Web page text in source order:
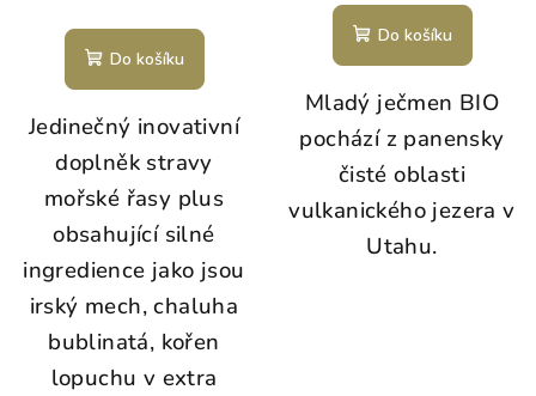
Do košíku
Jedinečný inovativní
doplněk stravy
mořské řasy plus
obsahující silné
ingredience jako jsou
irský mech, chaluha
bublinatá, kořen
lopuchu v extra
Do košíku
Mladý ječmen BIO
pochází z panensky
čisté oblasti
vulkanického jezera v
Utahu.